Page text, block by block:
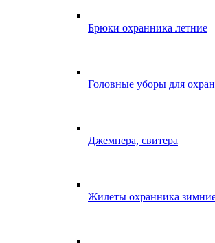
Брюки охранника летние
Головные уборы для
Джемпера, свитера
Жилеты охранника